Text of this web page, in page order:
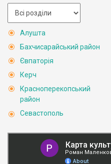
Алушта
Бахчисарайський район
Євпаторія
Керч
Красноперекопський
район
Севастополь